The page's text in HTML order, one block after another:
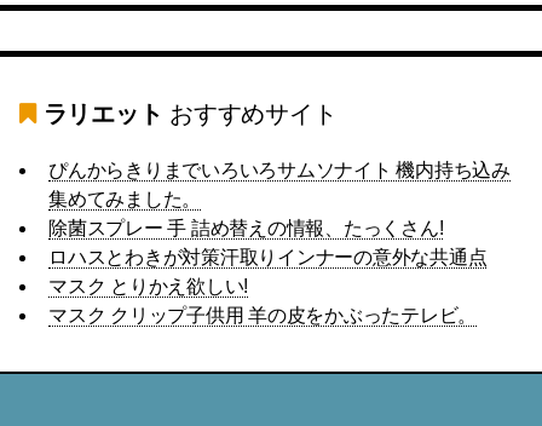
ラリエット おすすめサイト
ぴんからきりまでいろいろサムソナイト 機内持ち込み
集めてみました。
除菌スプレー 手 詰め替えの情報、たっくさん!
ロハスとわきが対策汗取りインナーの意外な共通点
マスク とりかえ欲しい!
マスク クリップ子供用 羊の皮をかぶったテレビ。